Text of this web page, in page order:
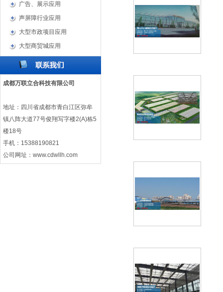
广告、展示应用
声屏障行业应用
大型市政项目应用
大型商贸城应用
成都万联立合科技有限公司
地址：四川省成都市青白江区弥牟
镇八阵大道77号俊翔写字楼2(A)栋5
楼18号
手机：15388190821
公司网址： www.cdwllh.com